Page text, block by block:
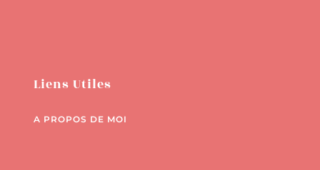
Liens Utiles
A PROPOS DE MOI